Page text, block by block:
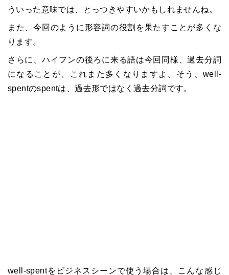
ういった意味では、とっつきやすいかもしれませんね。
また、今回のように形容詞の役割を果たすことが多くな
ります。
さらに、ハイフンの後ろに来る語は今回同様、過去分詞
になることが、これまた多くなりますよ。そう、well-
spentのspentは、過去形ではなく過去分詞です。
well-spentをビジネスシーンで使う場合は、こんな感じ